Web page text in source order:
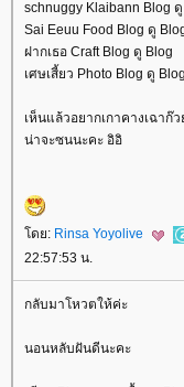
schnuggy Klaibann Blog
Sai Eeuu Food Blog ดู
ฝากเธอ Craft Blog ดู Blog
เศษเสี้ยว Photo Blog ดู Blog
เห็นแล้วอยากเกาคางเฉาก๊
น่าจะซนนะคะ อิอิ
ดย: Rinsa Yoyolive
22:57:53 น.
กลับมาโหวตให้ค่ะ
นอนหลับฝันดีนะคะ